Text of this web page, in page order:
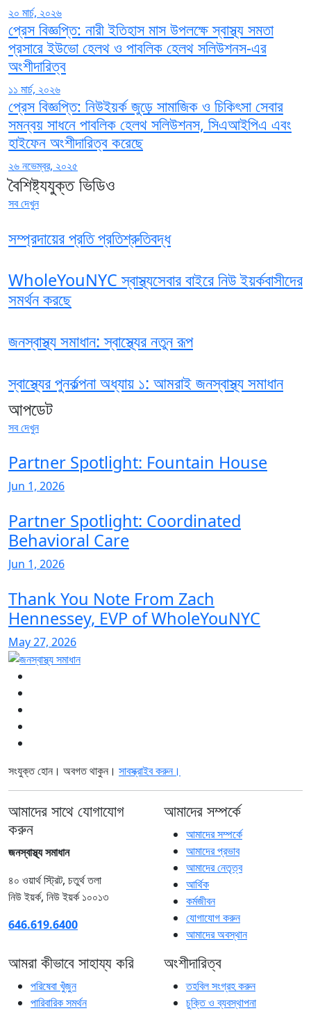
২০ মার্চ, ২০২৬
প্রেস বিজ্ঞপ্তি: নারী ইতিহাস মাস উপলক্ষে স্বাস্থ্য সমতা
প্রসারে ইউভো হেলথ ও পাবলিক হেলথ সলিউশনস-এর
অংশীদারিত্ব
১১ মার্চ, ২০২৬
প্রেস বিজ্ঞপ্তি: নিউইয়র্ক জুড়ে সামাজিক ও চিকিৎসা সেবার
সমন্বয় সাধনে পাবলিক হেলথ সলিউশনস, সিএআইপিএ এবং
হাইফেন অংশীদারিত্ব করেছে
২৬ নভেম্বর, ২০২৫
বৈশিষ্ট্যযুক্ত ভিডিও
সব দেখুন
সম্প্রদায়ের প্রতি প্রতিশ্রুতিবদ্ধ
WholeYouNYC স্বাস্থ্যসেবার বাইরে নিউ ইয়র্কবাসীদের
সমর্থন করছে
জনস্বাস্থ্য সমাধান: স্বাস্থ্যের নতুন রূপ
স্বাস্থ্যের পুনর্কল্পনা অধ্যায় ১: আমরাই জনস্বাস্থ্য সমাধান
আপডেট
সব দেখুন
Partner Spotlight: Fountain House
Jun 1, 2026
Partner Spotlight: Coordinated
Behavioral Care
Jun 1, 2026
Thank You Note From Zach
Hennessey, EVP of WholeYouNYC
May 27, 2026
সংযুক্ত হোন। অবগত থাকুন। সাবস্ক্রাইব করুন।
আমাদের সাথে যোগাযোগ
করুন
জনস্বাস্থ্য সমাধান
৪০ ওয়ার্থ স্ট্রিট, চতুর্থ তলা
নিউ ইয়র্ক, নিউ ইয়র্ক ১০০১৩
646.619.6400
আমাদের সম্পর্কে
আমাদের সম্পর্কে
আমাদের প্রভাব
আমাদের নেতৃত্ব
আর্থিক
কর্মজীবন
যোগাযোগ করুন
আমাদের অবস্থান
আমরা কীভাবে সাহায্য করি
পরিষেবা খুঁজুন
পারিবারিক সমর্থন
অংশীদারিত্ব
তহবিল সংগ্রহ করুন
চুক্তি ও ব্যবস্থাপনা